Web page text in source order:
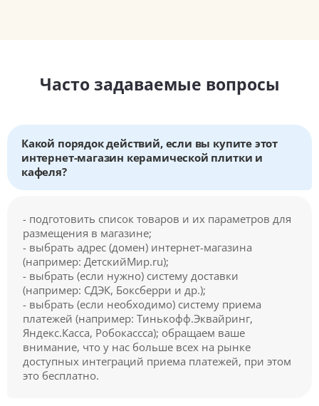
Часто задаваемые вопросы
Какой порядок действий, если вы купите этот
интернет-магазин керамической плитки и
кафеля?
- подготовить список товаров и их параметров для
размещения в магазине;
- выбрать адрес (домен) интернет-магазина
(например: ДетскийМир.ru);
- выбрать (если нужно) систему доставки
(например: СДЭК, Боксберри и др.);
- выбрать (если необходимо) систему приема
платежей (например: Тинькофф.Эквайринг,
Яндекс.Касса, Робокассса); обращаем ваше
внимание, что у нас больше всех на рынке
доступных интеграций приема платежей, при этом
это бесплатно.